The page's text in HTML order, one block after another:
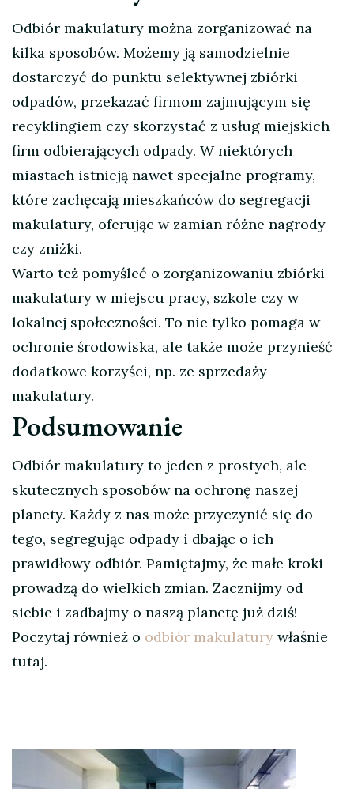
Odbiór makulatury można zorganizować na
kilka sposobów. Możemy ją samodzielnie
dostarczyć do punktu selektywnej zbiórki
odpadów, przekazać firmom zajmującym się
recyklingiem czy skorzystać z usług miejskich
firm odbierających odpady. W niektórych
miastach istnieją nawet specjalne programy,
które zachęcają mieszkańców do segregacji
makulatury, oferując w zamian różne nagrody
czy zniżki.
Warto też pomyśleć o zorganizowaniu zbiórki
makulatury w miejscu pracy, szkole czy w
lokalnej społeczności. To nie tylko pomaga w
ochronie środowiska, ale także może przynieść
dodatkowe korzyści, np. ze sprzedaży
makulatury.
Podsumowanie
Odbiór makulatury to jeden z prostych, ale
skutecznych sposobów na ochronę naszej
planety. Każdy z nas może przyczynić się do
tego, segregując odpady i dbając o ich
prawidłowy odbiór. Pamiętajmy, że małe kroki
prowadzą do wielkich zmian. Zacznijmy od
siebie i zadbajmy o naszą planetę już dziś!
Poczytaj również o odbiór makulatury właśnie
tutaj.
Nawigacja